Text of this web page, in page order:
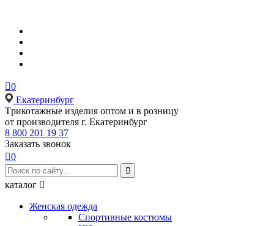
0
Екатеринбург
Tрикотажные изделия оптом и в розницу
от производителя г. Екатеринбург
8 800 201 19 37
Заказать звонок
0

каталог 
Женская одежда
Спортивные костюмы